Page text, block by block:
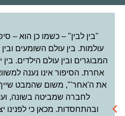
"בין לבין" – כשמו כן הוא –
עולמות. בין עולם השומעים
המבוגרים ובין עולם הילדים.
אחרת. הסיפור אינו נענה
את ה'אחר'", משום שהמבט שייך
לחברה שמביטה בשונה,
ובהתחסדות. מכאן כי לפנינו